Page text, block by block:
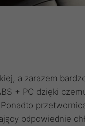
a zarazem
+ PC dzięki
odpowiednie